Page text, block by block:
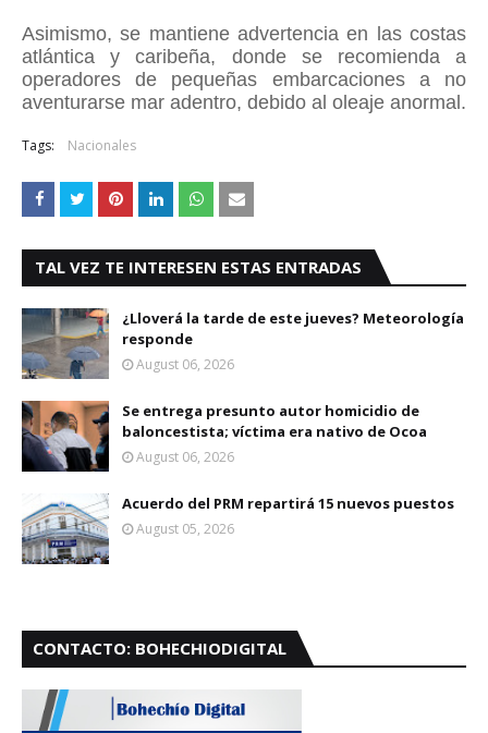
Asimismo, se mantiene advertencia en las costas
atlántica y caribeña, donde se recomienda a
operadores de pequeñas embarcaciones a no
aventurarse mar adentro, debido al oleaje anormal.
Tags: Nacionales
TAL VEZ TE INTERESEN ESTAS ENTRADAS
¿Lloverá la tarde de este jueves? Meteorología
responde
August 06, 2026
Se entrega presunto autor homicidio de
baloncestista; víctima era nativo de Ocoa
August 06, 2026
Acuerdo del PRM repartirá 15 nuevos puestos
August 05, 2026
CONTACTO: BOHECHIODIGITAL